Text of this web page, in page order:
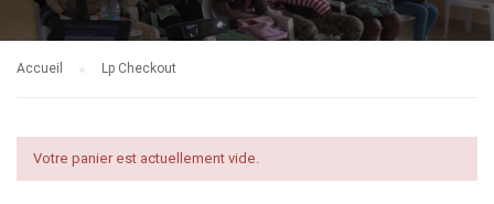
Accueil Lp Checkout
Votre panier est actuellement vide.